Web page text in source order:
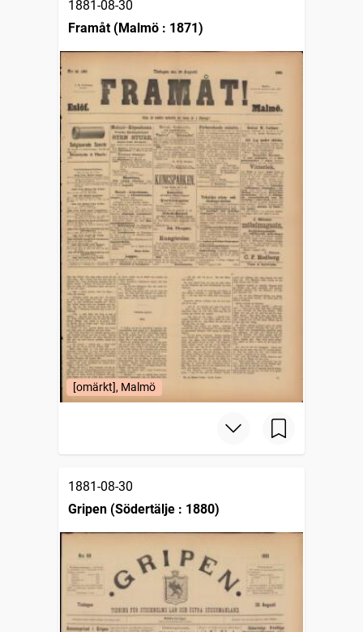
1881-08-30
Framåt (Malmö : 1871)
[omärkt], Malmö
1881-08-30
Gripen (Södertälje : 1880)